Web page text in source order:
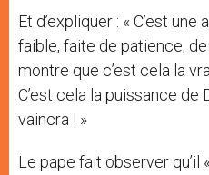
Et d’expliquer : « C’est
faible, faite de patience, de
montre que c’est cela la
C’est cela la puissance de
vaincra ! »
Le pape fait observer qu’il